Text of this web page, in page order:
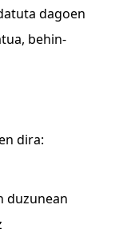
dagoen
behin-
dira:
duzunean